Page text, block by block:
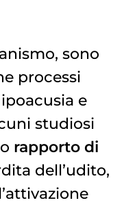
sono
processi
e
studiosi
rapporto di
dell’udito,